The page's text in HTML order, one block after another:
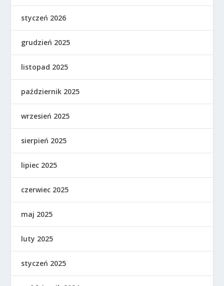
styczeń 2026
grudzień 2025
listopad 2025
październik 2025
wrzesień 2025
sierpień 2025
lipiec 2025
czerwiec 2025
maj 2025
luty 2025
styczeń 2025